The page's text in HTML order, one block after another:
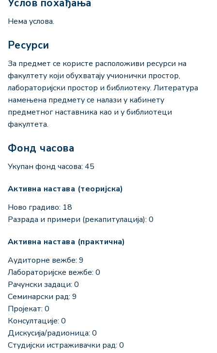
Услов похађања
Нема услова.
Ресурси
За предмет се користе расположиви ресурси на
факултету који обухватају учионички простор,
лабораторијски простор и библиотеку. Литература
намењена предмету се налази у кабинету
предметног наставника као и у библиотеци
факултета.
Фонд часова
Укупан фонд часова: 45
Активна настава (теоријска)
Ново градиво: 18
Разрада и примери (рекапитулација): 0
Активна настава (практична)
Аудиторне вежбе: 9
Лабораторијске вежбе: 0
Рачунски задаци: 0
Семинарски рад: 9
Пројекат: 0
Консултације: 0
Дискусија/радионица: 0
Студијски истраживачки рад: 0